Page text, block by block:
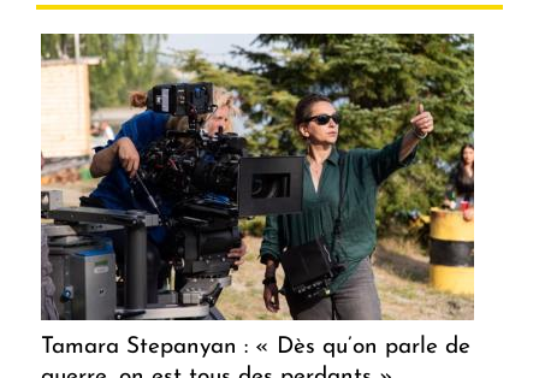
Tamara Stepanyan : « Dès qu’on parle de